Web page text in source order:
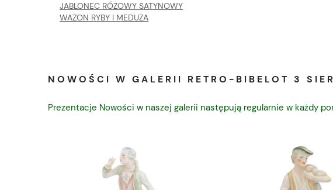
JABLONEC RÓŻOWY SATYNOWY
WAZON RYBY I MEDUZA
NOWOŚCI W GALERII RETRO-BIBELOT 3
Prezentacje Nowości w naszej galerii następują regularnie w każdy